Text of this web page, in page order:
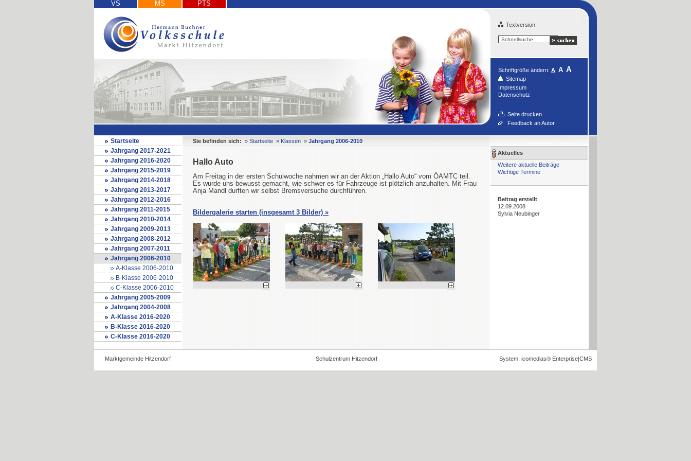
VS MS PTS
Textversion
Schriftgröße ändern: A A A
Sitemap
Impressum
Datenschutz
Seite drucken
Feedback an Autor
Startseite
Jahrgang 2017-2021
Jahrgang 2016-2020
Jahrgang 2015-2019
Jahrgang 2014-2018
Jahrgang 2013-2017
Jahrgang 2012-2016
Jahrgang 2011-2015
Jahrgang 2010-2014
Jahrgang 2009-2013
Jahrgang 2008-2012
Jahrgang 2007-2011
Jahrgang 2006-2010
A-Klasse 2006-2010
B-Klasse 2006-2010
C-Klasse 2006-2010
Jahrgang 2005-2009
Jahrgang 2004-2008
A-Klasse 2016-2020
B-Klasse 2016-2020
C-Klasse 2016-2020
Sie befinden sich: » Startseite » Klassen » Jahrgang 2006-2010
Hallo Auto
Am Freitag in der ersten Schulwoche nahmen wir an der Aktion „Hallo Auto“ vom ÖAMTC teil.
Es wurde uns bewusst gemacht, wie schwer es für Fahrzeuge ist plötzlich anzuhalten. Mit Frau
Anja Mandl durften wir selbst Bremsversuche durchführen.
Bildergalerie starten (insgesamt 3 Bilder) »
Aktuelles
Weitere aktuelle Beiträge
Wichtige Termine
Beitrag erstellt
12.09.2008
Sylvia Neubinger
Marktgemeinde Hitzendorf Schulzentrum Hitzendorf System: icomedias® Enterprise|CMS